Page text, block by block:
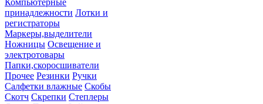
Компьютерные
принадлежности Лотки и
регистраторы
Маркеры,выделители
Ножницы Освещение и
электротовары
Папки,скоросшиватели
Прочее Резинки Ручки
Салфетки влажные Скобы
Скотч Скрепки Степлеры